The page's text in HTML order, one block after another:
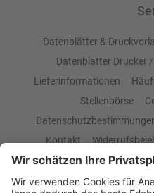
Datenblätter &
Datenblätter Drucker
Lieferinformationen
Stellenbörse
Kontakt